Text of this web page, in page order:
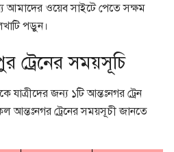
আমাদের ওয়েব সাইটে পেতে সক্ষম
পড়ুন।
ট্রেনের সময়সূচি
জন্য ১টি আন্তঃনগর ট্রেন
ট্রেনের সময়সূচী জানতে